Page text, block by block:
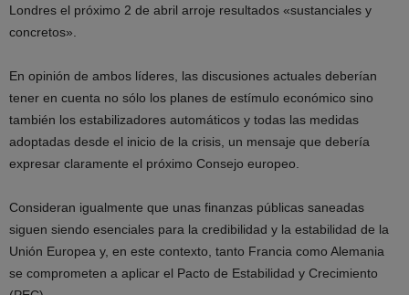
Londres el próximo 2 de abril arroje resultados «sustanciales y
concretos».
En opinión de ambos líderes, las discusiones actuales deberían
tener en cuenta no sólo los planes de estímulo económico sino
también los estabilizadores automáticos y todas las medidas
adoptadas desde el inicio de la crisis, un mensaje que debería
expresar claramente el próximo Consejo europeo.
Consideran igualmente que unas finanzas públicas saneadas
siguen siendo esenciales para la credibilidad y la estabilidad de la
Unión Europea y, en este contexto, tanto Francia como Alemania
se comprometen a aplicar el Pacto de Estabilidad y Crecimiento